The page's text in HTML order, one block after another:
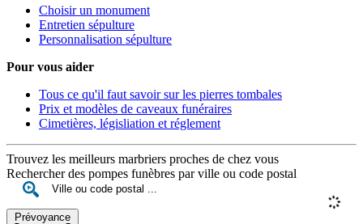
Choisir un monument
Entretien sépulture
Personnalisation sépulture
Pour vous aider
Tous ce qu'il faut savoir sur les pierres tombales
Prix et modèles de caveaux funéraires
Cimetières, législiation et réglement
Trouvez les meilleurs marbriers proches de chez vous
Rechercher des pompes funèbres par ville ou code postal
Prévoyance